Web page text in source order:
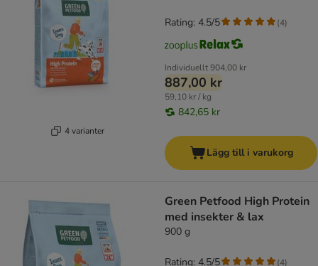
4 varianter
Individuellt904,00 kr
887,00 kr
59,10 kr / kg
842,65 kr
Rating: 4.5/5 (4)
Lägg till i varukorg
Green Petfood High Protein
med insekter & lax
900 g
Rating: 4.5/5 (4)